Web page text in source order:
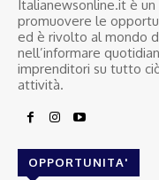
Italianewsonline.it è
promuovere le
ed è rivolto al mondo
nell’informare
imprenditori su tutto
attività.
OPPORTUNITA'